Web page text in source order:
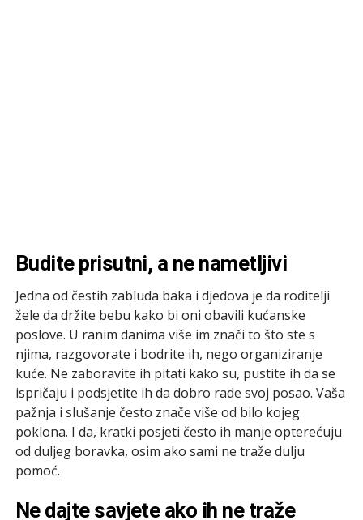
Budite prisutni, a ne nametljivi
Jedna od čestih zabluda baka i djedova je da roditelji
žele da držite bebu kako bi oni obavili kućanske
poslove. U ranim danima više im znači to što ste s
njima, razgovorate i bodrite ih, nego organiziranje
kuće. Ne zaboravite ih pitati kako su, pustite ih da se
ispričaju i podsjetite ih da dobro rade svoj posao. Vaša
pažnja i slušanje često znače više od bilo kojeg
poklona. I da, kratki posjeti često ih manje opterećuju
od duljeg boravka, osim ako sami ne traže dulju
pomoć.
Ne dajte savjete ako ih ne traže